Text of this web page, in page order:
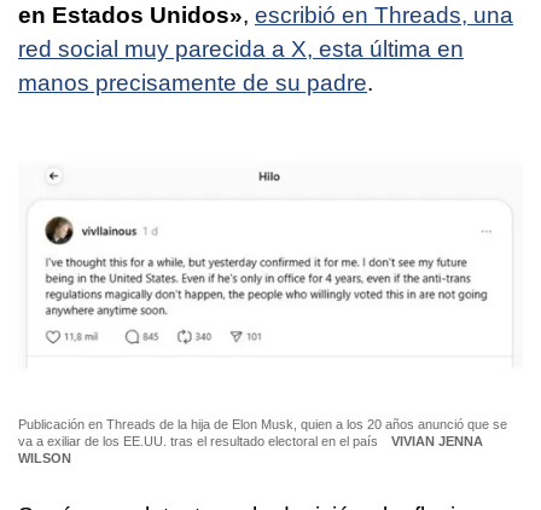
en Estados Unidos», escribió en Threads, una
red social muy parecida a X, esta última en
manos precisamente de su padre.
Publicación en Threads de la hija de Elon Musk, quien a los 20 años anunció que se
va a exiliar de los EE.UU. tras el resultado electoral en el país
VIVIAN JENNA
WILSON